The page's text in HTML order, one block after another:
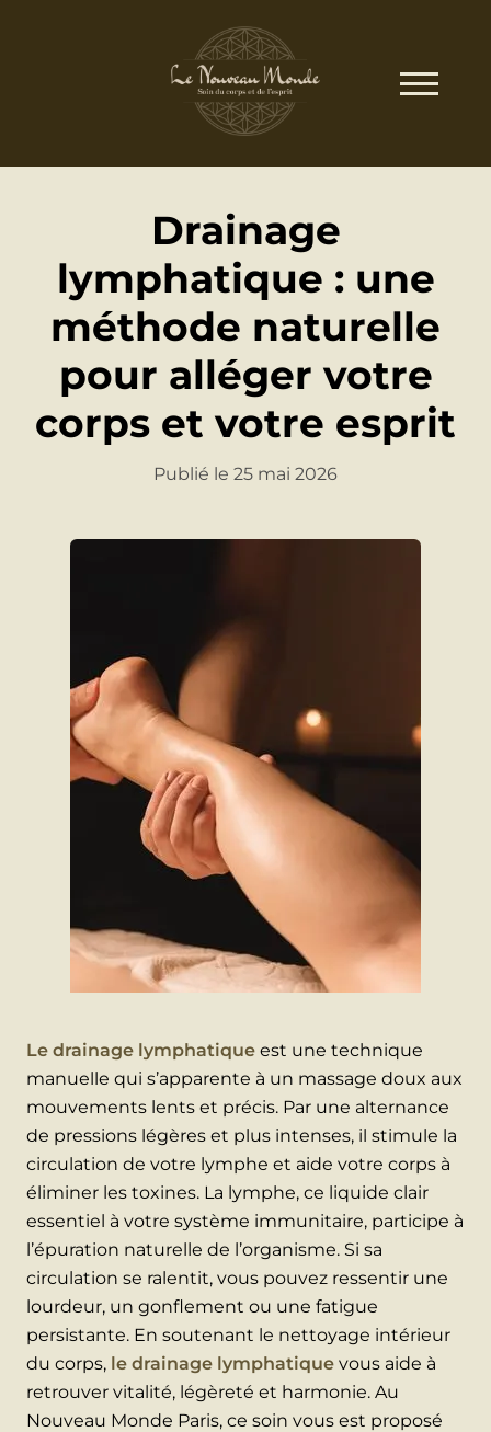
Drainage
lymphatique : une
méthode naturelle
pour alléger votre
corps et votre esprit
Publié le 25 mai 2026
Le drainage lymphatique est une technique
manuelle qui s’apparente à un massage doux aux
mouvements lents et précis. Par une alternance
de pressions légères et plus intenses, il stimule la
circulation de votre lymphe et aide votre corps à
éliminer les toxines. La lymphe, ce liquide clair
essentiel à votre système immunitaire, participe à
l’épuration naturelle de l’organisme. Si sa
circulation se ralentit, vous pouvez ressentir une
lourdeur, un gonflement ou une fatigue
persistante. En soutenant le nettoyage intérieur
du corps, le drainage lymphatique vous aide à
retrouver vitalité, légèreté et harmonie. Au
Nouveau Monde Paris, ce soin vous est proposé